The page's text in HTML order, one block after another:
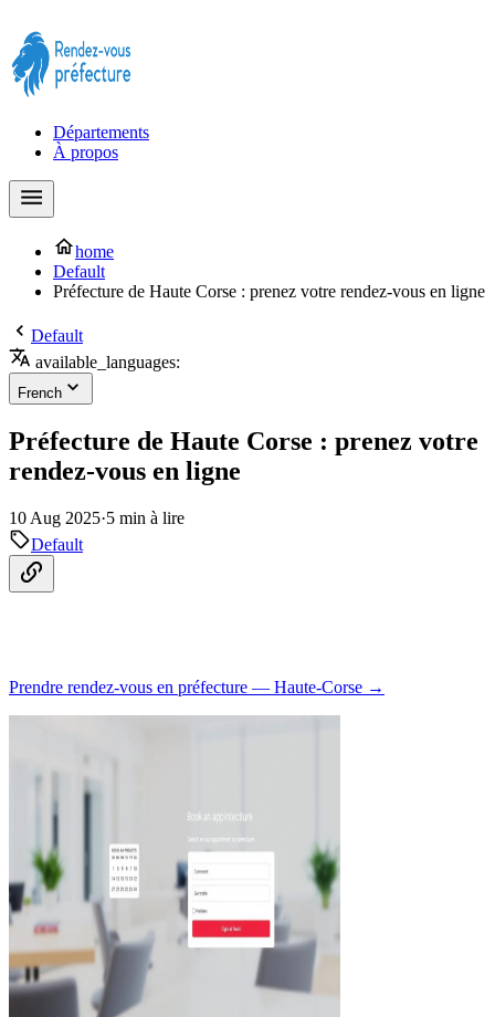
Départements
À propos
home
Default
Préfecture de Haute Corse : prenez votre rendez-vous en ligne
Default
available_languages:
French
Préfecture de Haute Corse : prenez votre
rendez-vous en ligne
10 Aug 2025·5 min à lire
Default
Prendre rendez-vous en préfecture — Haute-Corse →